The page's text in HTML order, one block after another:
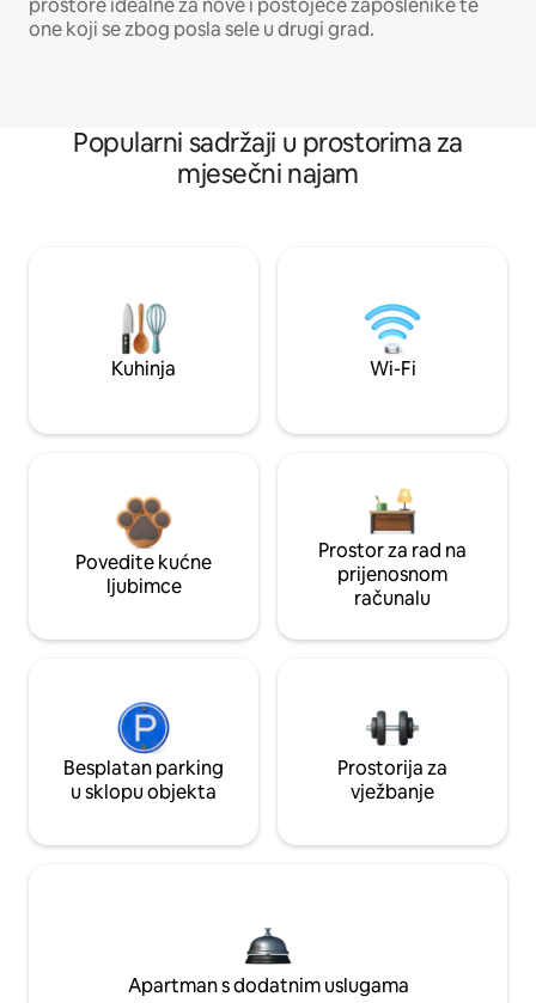
prostore idealne za nove i postojeće zaposlenike te
one koji se zbog posla sele u drugi grad.
Popularni sadržaji u prostorima za
mjesečni najam
Kuhinja Wi-Fi
Povedite kućne
ljubimce
Prostor za rad na
prijenosnom
računalu
Besplatan parking
u sklopu objekta
Prostorija za
vježbanje
Apartman s dodatnim uslugama